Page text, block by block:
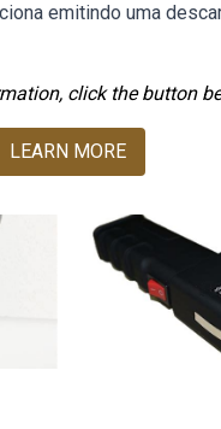
emitindo uma
click the button
LEARN MORE